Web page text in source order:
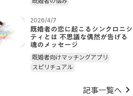
2026/4/7
既婚者の恋に起こるシンクロニシ
ティとは 不思議な偶然が告げる
魂のメッセージ
既婚者向けマッチングアプリ
スピリチュアル
記事一覧へ keyboard_arrow_right